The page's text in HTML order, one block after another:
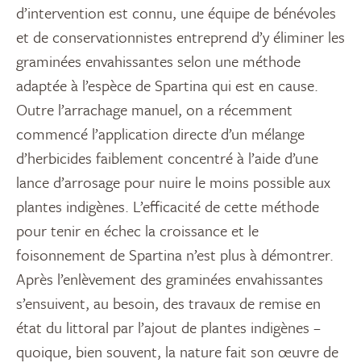
d’intervention est connu, une équipe de bénévoles
et de conservationnistes entreprend d’y éliminer les
graminées envahissantes selon une méthode
adaptée à l’espèce de Spartina qui est en cause.
Outre l’arrachage manuel, on a récemment
commencé l’application directe d’un mélange
d’herbicides faiblement concentré à l’aide d’une
lance d’arrosage pour nuire le moins possible aux
plantes indigènes. L’efficacité de cette méthode
pour tenir en échec la croissance et le
foisonnement de Spartina n’est plus à démontrer.
Après l’enlèvement des graminées envahissantes
s’ensuivent, au besoin, des travaux de remise en
état du littoral par l’ajout de plantes indigènes –
quoique, bien souvent, la nature fait son œuvre de